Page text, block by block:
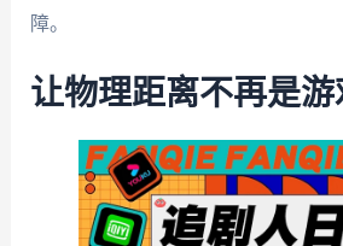
障。
让物理距离不再是游